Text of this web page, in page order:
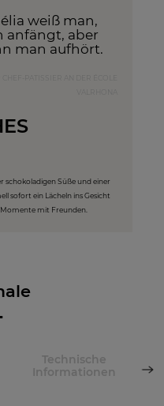
weiß man,
anfängt, aber
man aufhört.
schokoladigen Süße und einer
sofort ein Lächeln ins Gesicht
mit Freunden.
Technische
Informationen